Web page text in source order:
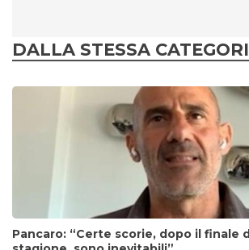
DALLA STESSA
Pancaro: “Certe scorie, dopo il finale